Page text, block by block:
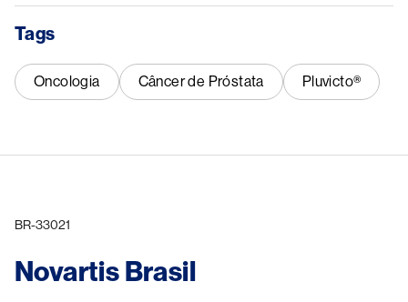
Tags
Oncologia Câncer de Próstata Pluvicto®
BR-33021
Novartis Brasil